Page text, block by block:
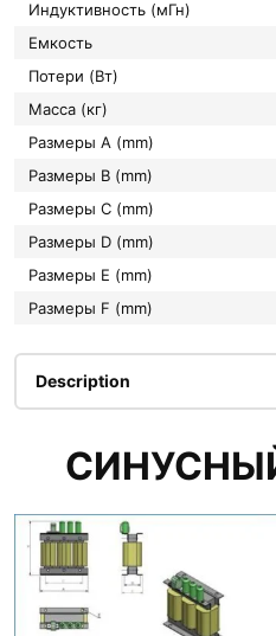
Индуктивность (мГн)
Емкость
Потери (Вт)
Масса (кг)
Размеры A (mm)
Размеры B (mm)
Размеры C (mm)
Размеры D (mm)
Размеры E (mm)
Размеры F (mm)
Description